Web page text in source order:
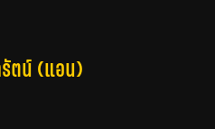
ตน์ (แอน)